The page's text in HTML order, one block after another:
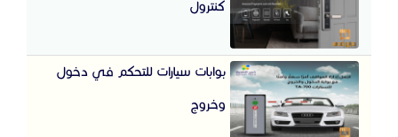
كنترول
بوابات سيارات للتحكم في دخول
وخروج